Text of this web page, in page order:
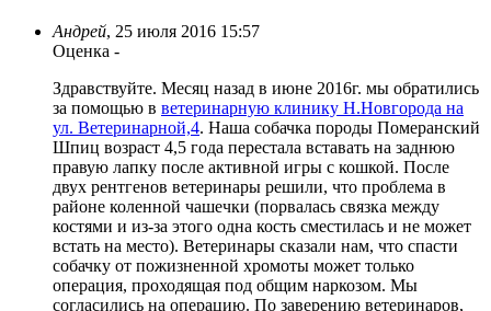
Андрей, 25 июля 2016 15:57
Оценка -
Здравствуйте. Месяц назад в июне 2016г. мы обратились
за помощью в ветеринарную клинику Н.Новгорода на
ул. Ветеринарной,4. Наша собачка породы Померанский
Шпиц возраст 4,5 года перестала вставать на заднюю
правую лапку после активной игры с кошкой. После
двух рентгенов ветеринары решили, что проблема в
районе коленной чашечки (порвалась связка между
костями и из-за этого одна кость сместилась и не может
встать на место). Ветеринары сказали нам, что спасти
собачку от пожизненной хромоты может только
операция, проходящая под общим наркозом. Мы
согласились на операцию. По заверению ветеринаров,